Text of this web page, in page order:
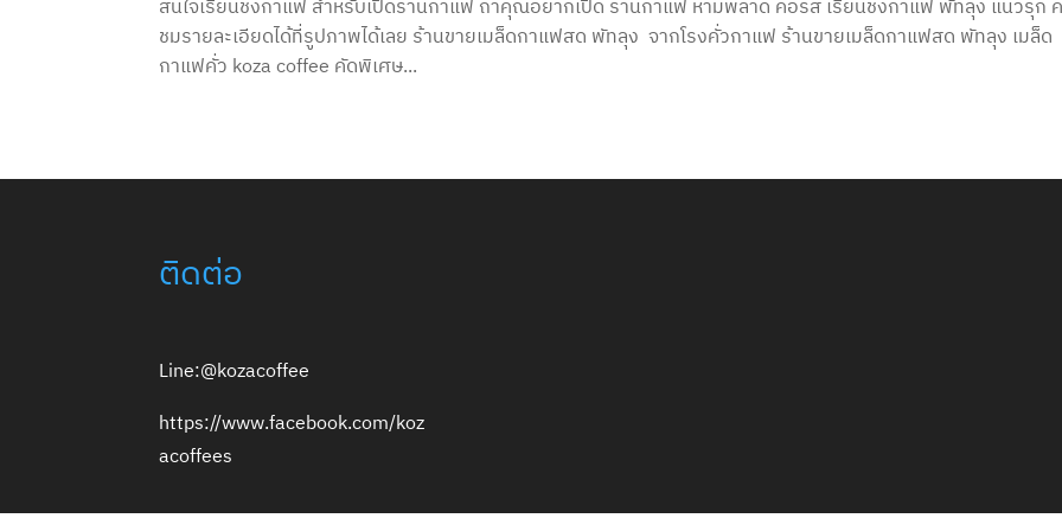
สนใจเรียนชงกาแฟ สำหรับเปิดร้านกาแฟ ถ้าคุณอยากเปิด ร้านกาแฟ ห้ามพลาด คอร์ส เรียนชงกาแฟ พัทลุง แนวรุก
ชมรายละเอียดได้ที่รูปภาพได้เลย ร้านขายเมล็ดกาแฟสด พัทลุง จากโรงคั่วกาแฟ ร้านขายเมล็ดกาแฟสด พัทลุง เมล็ด
กาแฟคั่ว koza coffee คัดพิเศษ...
ติดต่อ
Line:@kozacoffee
https://www.facebook.com/koz
acoffees